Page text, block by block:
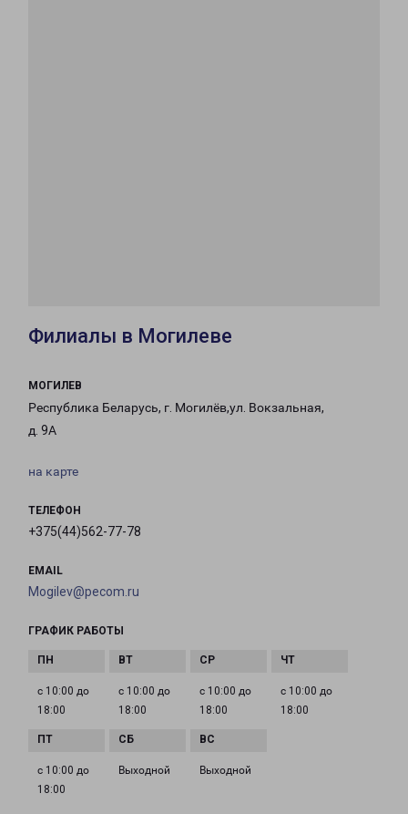
Филиалы в Могилеве
МОГИЛЕВ
Республика Беларусь, г. Могилёв,ул. Вокзальная,
д. 9А
на карте
ТЕЛЕФОН
+375(44)562-77-78
EMAIL
Mogilev@pecom.ru
ГРАФИК РАБОТЫ
с 10:00 до
18:00
с 10:00 до
18:00
с 10:00 до
18:00
с 10:00 до
18:00
с 10:00 до
18:00
Выходной Выходной